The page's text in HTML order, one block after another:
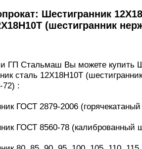
Шестигранник
(шестигранник
ГП Стальмаш Вы можете купить
сталь 12Х18Н10Т
72) :
ГОСТ 2879-2006
ГОСТ 8560-78 (калиброванный